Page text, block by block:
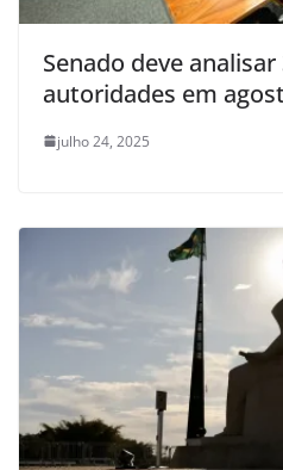
Senado deve
autoridades em
julho 24, 2025